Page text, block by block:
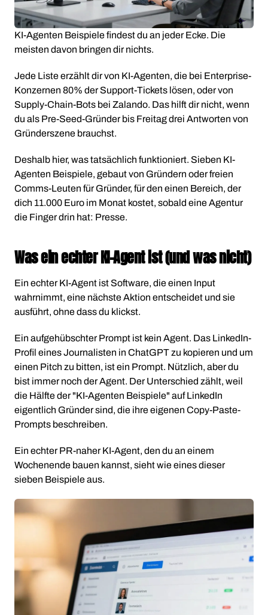
KI-Agenten Beispiele findest du an jeder Ecke. Die
meisten davon bringen dir nichts.
Jede Liste erzählt dir von KI-Agenten, die bei Enterprise-
Konzernen 80% der Support-Tickets lösen, oder von
Supply-Chain-Bots bei Zalando. Das hilft dir nicht, wenn
du als Pre-Seed-Gründer bis Freitag drei Antworten von
Gründerszene brauchst.
Deshalb hier, was tatsächlich funktioniert. Sieben KI-
Agenten Beispiele, gebaut von Gründern oder freien
Comms-Leuten für Gründer, für den einen Bereich, der
dich 11.000 Euro im Monat kostet, sobald eine Agentur
die Finger drin hat: Presse.
Was ein echter KI-Agent ist (und was nicht)
Ein echter KI-Agent ist Software, die einen Input
wahrnimmt, eine nächste Aktion entscheidet und sie
ausführt, ohne dass du klickst.
Ein aufgehübschter Prompt ist kein Agent. Das LinkedIn-
Profil eines Journalisten in ChatGPT zu kopieren und um
einen Pitch zu bitten, ist ein Prompt. Nützlich, aber du
bist immer noch der Agent. Der Unterschied zählt, weil
die Hälfte der "KI-Agenten Beispiele" auf LinkedIn
eigentlich Gründer sind, die ihre eigenen Copy-Paste-
Prompts beschreiben.
Ein echter PR-naher KI-Agent, den du an einem
Wochenende bauen kannst, sieht wie eines dieser
sieben Beispiele aus.